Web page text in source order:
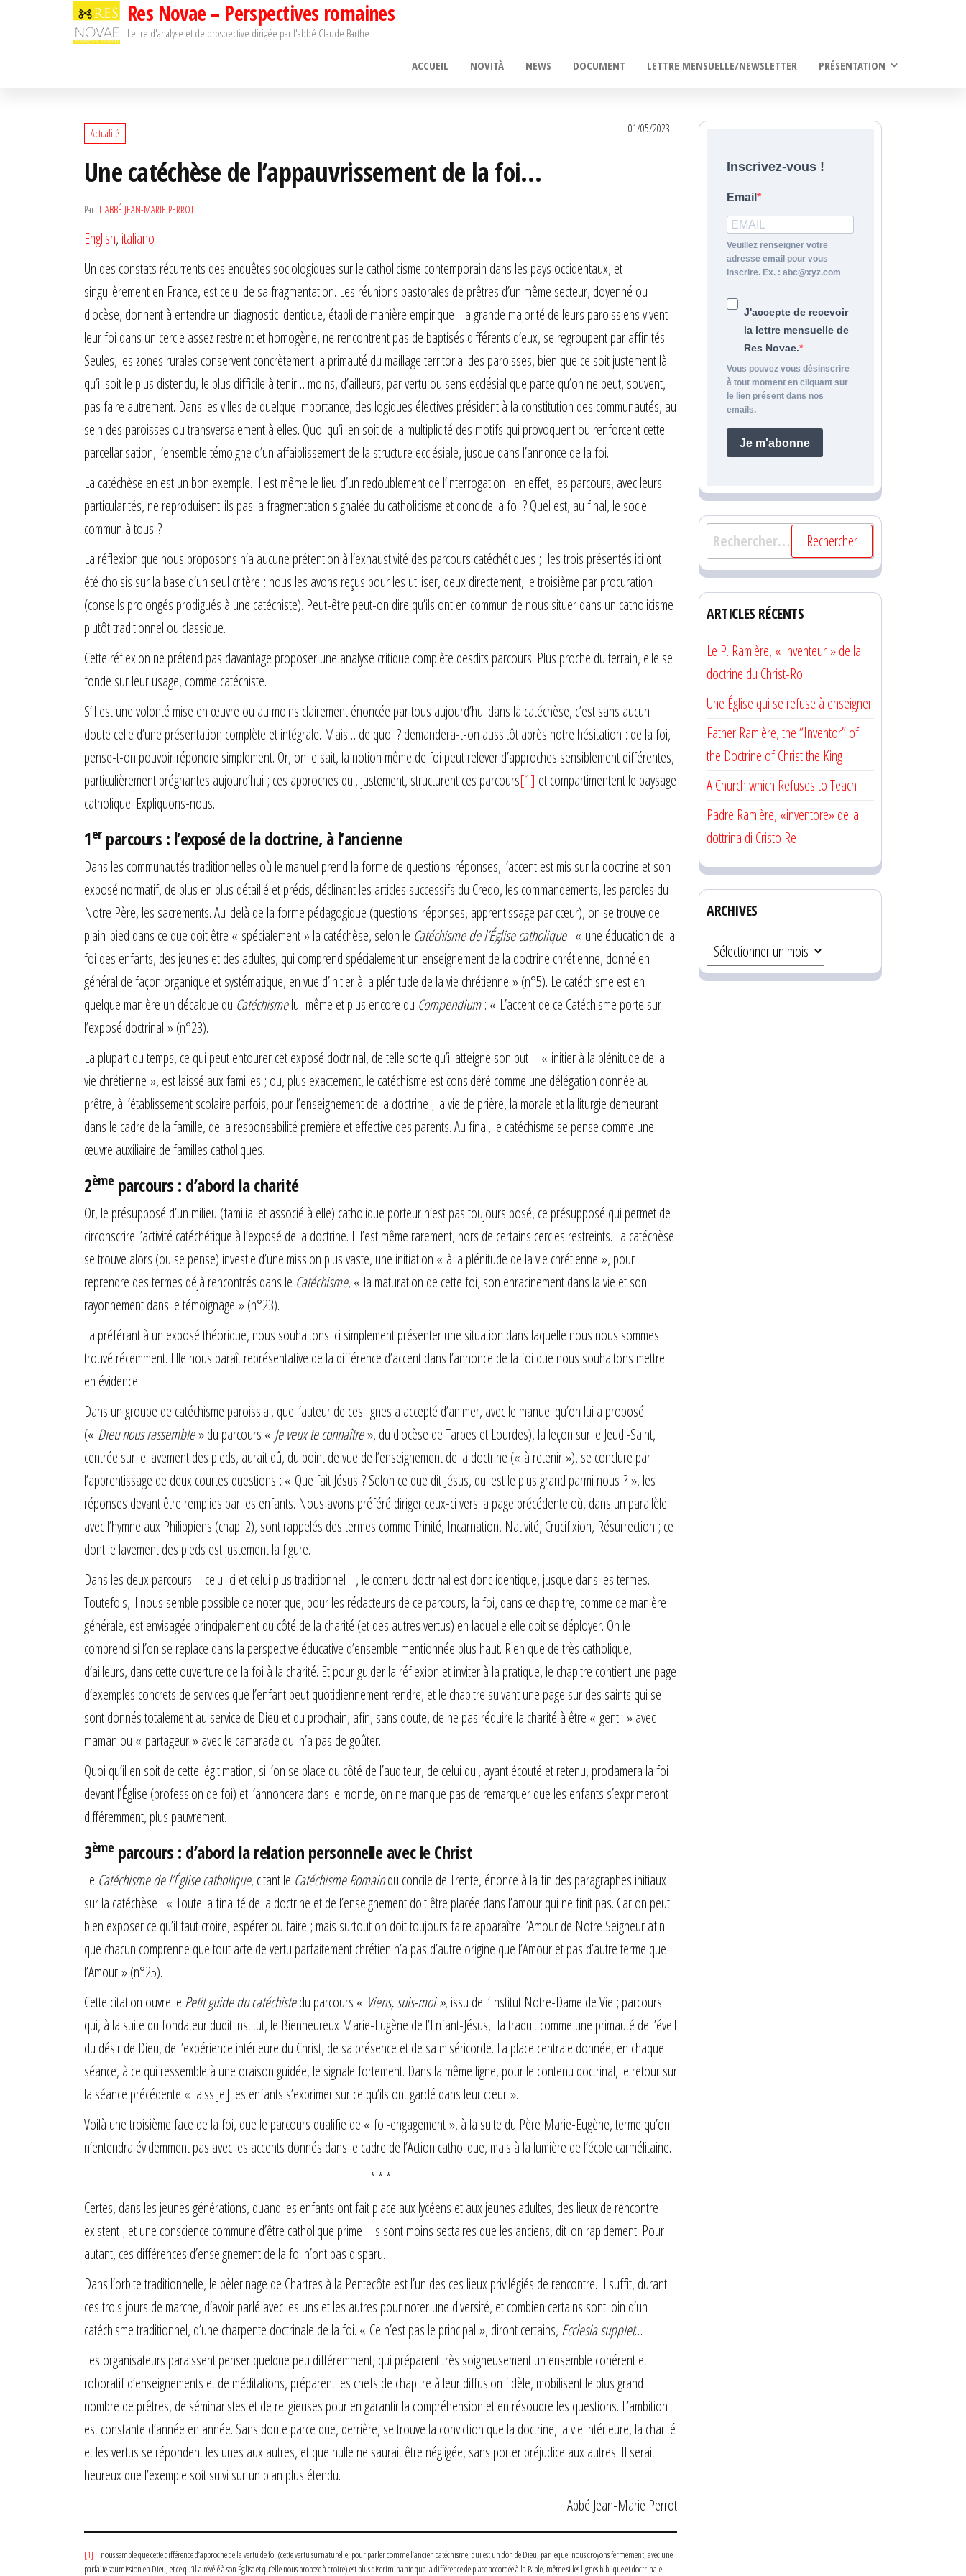
Res Novae – Perspectives romaines
Lettre d'analyse et de prospective dirigée par l'abbé Claude Barthe
ACCUEIL NOVITÀ NEWS DOCUMENT LETTRE MENSUELLE/NEWSLETTER PRÉSENTATION
Actualité 01/05/2023
Une catéchèse de l’appauvrissement de la foi…
Par L'ABBÉ JEAN-MARIE PERROT
English, italiano
Un des constats récurrents des enquêtes sociologiques sur le catholicisme contemporain dans les pays occidentaux, et
singulièrement en France, est celui de sa fragmentation. Les réunions pastorales de prêtres d’un même secteur, doyenné ou
diocèse, donnent à entendre un diagnostic identique, établi de manière empirique : la grande majorité de leurs paroissiens vivent
leur foi dans un cercle assez restreint et homogène, ne rencontrent pas de baptisés différents d’eux, se regroupent par affinités.
Seules, les zones rurales conservent concrètement la primauté du maillage territorial des paroisses, bien que ce soit justement là
qu’il soit le plus distendu, le plus difficile à tenir… moins, d’ailleurs, par vertu ou sens ecclésial que parce qu’on ne peut, souvent,
pas faire autrement. Dans les villes de quelque importance, des logiques électives président à la constitution des communautés, au
sein des paroisses ou transversalement à elles. Quoi qu’il en soit de la multiplicité des motifs qui provoquent ou renforcent cette
parcellarisation, l’ensemble témoigne d’un affaiblissement de la structure ecclésiale, jusque dans l’annonce de la foi.
La catéchèse en est un bon exemple. Il est même le lieu d’un redoublement de l’interrogation : en effet, les parcours, avec leurs
particularités, ne reproduisent-ils pas la fragmentation signalée du catholicisme et donc de la foi ? Quel est, au final, le socle
commun à tous ?
La réflexion que nous proposons n’a aucune prétention à l’exhaustivité des parcours catéchétiques ; les trois présentés ici ont
été choisis sur la base d’un seul critère : nous les avons reçus pour les utiliser, deux directement, le troisième par procuration
(conseils prolongés prodigués à une catéchiste). Peut-être peut-on dire qu’ils ont en commun de nous situer dans un catholicisme
plutôt traditionnel ou classique.
Cette réflexion ne prétend pas davantage proposer une analyse critique complète desdits parcours. Plus proche du terrain, elle se
fonde sur leur usage, comme catéchiste.
S’il est une volonté mise en œuvre ou au moins clairement énoncée par tous aujourd’hui dans la catéchèse, c’est sans aucun
doute celle d’une présentation complète et intégrale. Mais… de quoi ? demandera-t-on aussitôt après notre hésitation : de la foi,
pense-t-on pouvoir répondre simplement. Or, on le sait, la notion même de foi peut relever d’approches sensiblement différentes,
particulièrement prégnantes aujourd’hui ; ces approches qui, justement, structurent ces parcours[1] et compartimentent le paysage
catholique. Expliquons-nous.
1erparcours : l’exposé de la doctrine, à l’ancienne
Dans les communautés traditionnelles où le manuel prend la forme de questions-réponses, l’accent est mis sur la doctrine et son
exposé normatif, de plus en plus détaillé et précis, déclinant les articles successifs du Credo, les commandements, les paroles du
Notre Père, les sacrements. Au-delà de la forme pédagogique (questions-réponses, apprentissage par cœur), on se trouve de
plain-pied dans ce que doit être « spécialement » la catéchèse, selon le Catéchisme de l’Église catholique: « une éducation de la
foi des enfants, des jeunes et des adultes, qui comprend spécialement un enseignement de la doctrine chrétienne, donné en
général de façon organique et systématique, en vue d’initier à la plénitude de la vie chrétienne » (n°5). Le catéchisme est en
quelque manière un décalque du Catéchismelui-même et plus encore du Compendium: « L’accent de ce Catéchisme porte sur
l’exposé doctrinal » (n°23).
La plupart du temps, ce qui peut entourer cet exposé doctrinal, de telle sorte qu’il atteigne son but – « initier à la plénitude de la
vie chrétienne », est laissé aux familles ; ou, plus exactement, le catéchisme est considéré comme une délégation donnée au
prêtre, à l’établissement scolaire parfois, pour l’enseignement de la doctrine ; la vie de prière, la morale et la liturgie demeurant
dans le cadre de la famille, de la responsabilité première et effective des parents. Au final, le catéchisme se pense comme une
œuvre auxiliaire de familles catholiques.
2ème parcours : d’abord la charité
Or, le présupposé d’un milieu (familial et associé à elle) catholique porteur n’est pas toujours posé, ce présupposé qui permet de
circonscrire l’activité catéchétique à l’exposé de la doctrine. Il l’est même rarement, hors de certains cercles restreints. La catéchèse
se trouve alors (ou se pense) investie d’une mission plus vaste, une initiation « à la plénitude de la vie chrétienne », pour
reprendre des termes déjà rencontrés dans le Catéchisme, « la maturation de cette foi, son enracinement dans la vie et son
rayonnement dans le témoignage » (n°23).
La préférant à un exposé théorique, nous souhaitons ici simplement présenter une situation dans laquelle nous nous sommes
trouvé récemment. Elle nous paraît représentative de la différence d’accent dans l’annonce de la foi que nous souhaitons mettre
en évidence.
Dans un groupe de catéchisme paroissial, que l’auteur de ces lignes a accepté d’animer, avec le manuel qu’on lui a proposé
(« Dieu nous rassemble» du parcours « Je veux te connaître», du diocèse de Tarbes et Lourdes), la leçon sur le Jeudi-Saint,
centrée sur le lavement des pieds, aurait dû, du point de vue de l’enseignement de la doctrine (« à retenir »), se conclure par
l’apprentissage de deux courtes questions : « Que fait Jésus ? Selon ce que dit Jésus, qui est le plus grand parmi nous ? », les
réponses devant être remplies par les enfants. Nous avons préféré diriger ceux-ci vers la page précédente où, dans un parallèle
avec l’hymne aux Philippiens (chap. 2), sont rappelés des termes comme Trinité, Incarnation, Nativité, Crucifixion, Résurrection ; ce
dont le lavement des pieds est justement la figure.
Dans les deux parcours – celui-ci et celui plus traditionnel –, le contenu doctrinal est donc identique, jusque dans les termes.
Toutefois, il nous semble possible de noter que, pour les rédacteurs de ce parcours, la foi, dans ce chapitre, comme de manière
générale, est envisagée principalement du côté de la charité (et des autres vertus) en laquelle elle doit se déployer. On le
comprend si l’on se replace dans la perspective éducative d’ensemble mentionnée plus haut. Rien que de très catholique,
d’ailleurs, dans cette ouverture de la foi à la charité. Et pour guider la réflexion et inviter à la pratique, le chapitre contient une page
d’exemples concrets de services que l’enfant peut quotidiennement rendre, et le chapitre suivant une page sur des saints qui se
sont donnés totalement au service de Dieu et du prochain, afin, sans doute, de ne pas réduire la charité à être « gentil » avec
maman ou « partageur » avec le camarade qui n’a pas de goûter.
Quoi qu’il en soit de cette légitimation, si l’on se place du côté de l’auditeur, de celui qui, ayant écouté et retenu, proclamera la foi
devant l’Église (profession de foi) et l’annoncera dans le monde, on ne manque pas de remarquer que les enfants s’exprimeront
différemment, plus pauvrement.
3ème parcours : d’abord la relation personnelle avec le Christ
Le Catéchisme de l’Église catholique, citant le Catéchisme Romaindu concile de Trente, énonce à la fin des paragraphes initiaux
sur la catéchèse : « Toute la finalité de la doctrine et de l’enseignement doit être placée dans l’amour qui ne finit pas. Car on peut
bien exposer ce qu’il faut croire, espérer ou faire ; mais surtout on doit toujours faire apparaître l’Amour de Notre Seigneur afin
que chacun comprenne que tout acte de vertu parfaitement chrétien n’a pas d’autre origine que l’Amour et pas d’autre terme que
l’Amour » (n°25).
Cette citation ouvre le Petit guide du catéchistedu parcours « Viens, suis-moi », issu de l’Institut Notre-Dame de Vie ; parcours
qui, à la suite du fondateur dudit institut, le Bienheureux Marie-Eugène de l’Enfant-Jésus, la traduit comme une primauté de l’éveil
du désir de Dieu, de l’expérience intérieure du Christ, de sa présence et de sa miséricorde. La place centrale donnée, en chaque
séance, à ce qui ressemble à une oraison guidée, le signale fortement. Dans la même ligne, pour le contenu doctrinal, le retour sur
la séance précédente « laiss[e] les enfants s’exprimer sur ce qu’ils ont gardé dans leur cœur ».
Voilà une troisième face de la foi, que le parcours qualifie de « foi-engagement », à la suite du Père Marie-Eugène, terme qu’on
n’entendra évidemment pas avec les accents donnés dans le cadre de l’Action catholique, mais à la lumière de l’école carmélitaine.
* * *
Certes, dans les jeunes générations, quand les enfants ont fait place aux lycéens et aux jeunes adultes, des lieux de rencontre
existent ; et une conscience commune d’être catholique prime : ils sont moins sectaires que les anciens, dit-on rapidement. Pour
autant, ces différences d’enseignement de la foi n’ont pas disparu.
Dans l’orbite traditionnelle, le pèlerinage de Chartres à la Pentecôte est l’un des ces lieux privilégiés de rencontre. Il suffit, durant
ces trois jours de marche, d’avoir parlé avec les uns et les autres pour noter une diversité, et combien certains sont loin d’un
catéchisme traditionnel, d’une charpente doctrinale de la foi. « Ce n’est pas le principal », diront certains, Ecclesia supplet…
Les organisateurs paraissent penser quelque peu différemment, qui préparent très soigneusement un ensemble cohérent et
roboratif d’enseignements et de méditations, préparent les chefs de chapitre à leur diffusion fidèle, mobilisent le plus grand
nombre de prêtres, de séminaristes et de religieuses pour en garantir la compréhension et en résoudre les questions. L’ambition
est constante d’année en année. Sans doute parce que, derrière, se trouve la conviction que la doctrine, la vie intérieure, la charité
et les vertus se répondent les unes aux autres, et que nulle ne saurait être négligée, sans porter préjudice aux autres. Il serait
heureux que l’exemple soit suivi sur un plan plus étendu.
Abbé Jean-Marie Perrot
[1] Il nous semble que cette différence d’approche de la vertu de foi (cette vertu surnaturelle, pour parler comme l’ancien catéchisme, qui est un don de Dieu, par lequel nous croyons fermement, avec une
parfaite soumission en Dieu, et ce qu’il a révélé à son Église et qu’elle nous propose à croire) est plus discriminante que la différence de place accordée à la Bible, même si les lignes biblique et doctrinale
Inscrivez-vous !
Email
Veuillez renseigner votre
adresse email pour vous
inscrire. Ex. : abc@xyz.com
J'accepte de recevoir
la lettre mensuelle de
Res Novae.
Vous pouvez vous désinscrire
à tout moment en cliquant sur
le lien présent dans nos
emails.
Je m'abonne
Rechercher :
ARTICLES RÉCENTS
Le P. Ramière, « inventeur » de la
doctrine du Christ-Roi
Une Église qui se refuse à enseigner
Father Ramière, the “Inventor” of
the Doctrine of Christ the King
A Church which Refuses to Teach
Padre Ramière, «inventore» della
dottrina di Cristo Re
ARCHIVES
Archives